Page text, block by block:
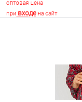
оптовая цена
при входена сайт